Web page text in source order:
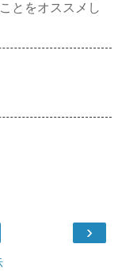
とをオススメし
›